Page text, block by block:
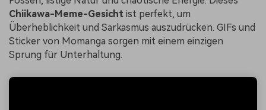
Chiikawa-Meme-Gesicht ist perfekt, um
Überheblichkeit und Sarkasmus auszudrücken. GIFs und
Sticker von Momanga sorgen mit einem einzigen
Sprung für Unterhaltung.